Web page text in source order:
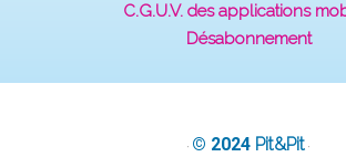
C.G.U.V. des applications
Désabonnement
· © 2024 Pit&Pit ·